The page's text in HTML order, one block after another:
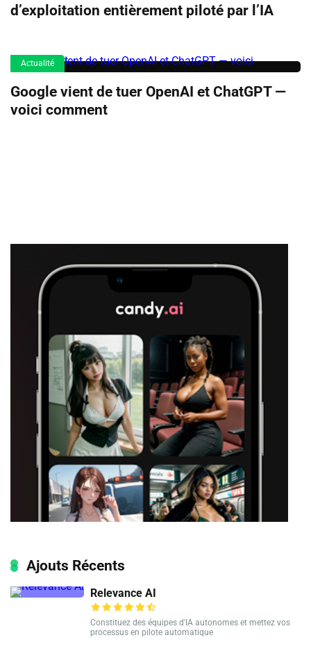
d’exploitation entièrement piloté par l’IA
Actualité
Google vient de tuer OpenAI et ChatGPT —
voici comment
Ajouts Récents
Relevance AI
Constituez des équipes d'IA autonomes et mettez vos
processus en pilote automatique